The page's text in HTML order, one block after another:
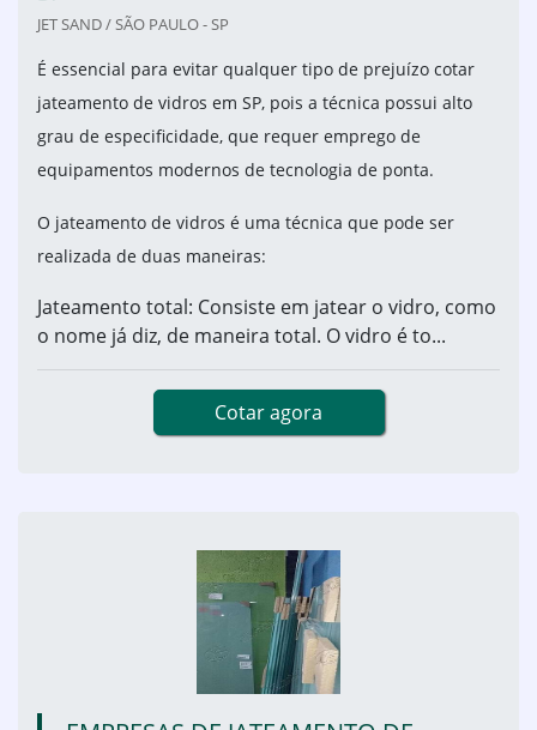
JET SAND / SÃO PAULO - SP
É essencial para evitar qualquer tipo de prejuízo cotar
jateamento de vidros em SP, pois a técnica possui alto
grau de especificidade, que requer emprego de
equipamentos modernos de tecnologia de ponta.
O jateamento de vidros é uma técnica que pode ser
realizada de duas maneiras:
Jateamento total: Consiste em jatear o vidro, como
o nome já diz, de maneira total. O vidro é to...
Cotar agora